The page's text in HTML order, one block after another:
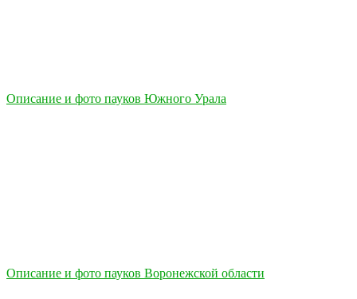
Описание и фото пауков Южного Урала
Описание и фото пауков Воронежской области